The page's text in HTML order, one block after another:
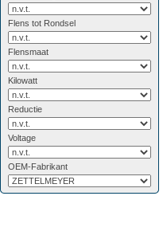
Flens tot Rondsel
Flensmaat
Kilowatt
Reductie
Voltage
OEM-Fabrikant